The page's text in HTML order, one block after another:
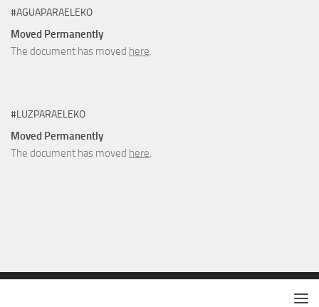
#AGUAPARAELEKO
Moved Permanently
The document has moved here.
#LUZPARAELEKO
Moved Permanently
The document has moved here.